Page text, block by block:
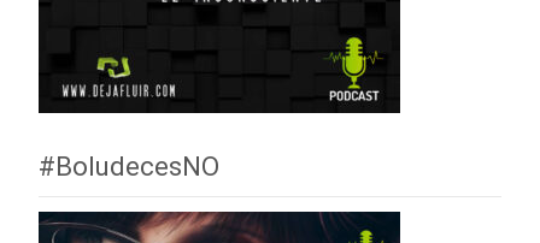
#BoludecesNO